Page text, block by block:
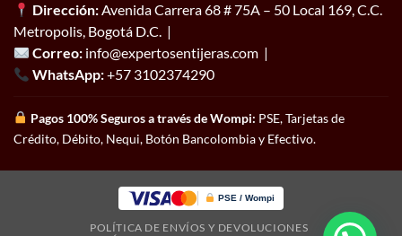
Dirección:Avenida Carrera 68 # 75A – 50 Local 169, C.C.
Metropolis, Bogotá D.C. |
Correo: info@expertosentijeras.com |
WhatsApp:+57 3102374290
Pagos 100% Seguros a través de Wompi: PSE, Tarjetas de
Crédito, Débito, Nequi, Botón Bancolombia y Efectivo.
PSE / Wompi
POLÍTICA DE ENVÍOS Y DEVOLUCIONES